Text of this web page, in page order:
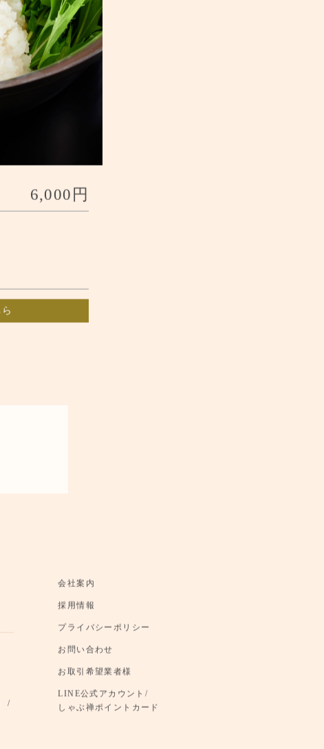
6,000円
会社案内
採用情報
プライバシーポリシー
お問い合わせ
お取引希望業者様